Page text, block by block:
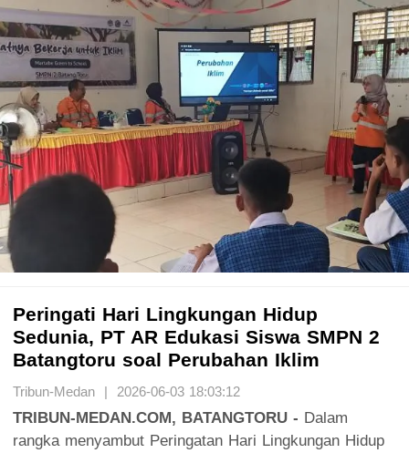
Peringati Hari Lingkungan Hidup
Sedunia, PT AR Edukasi Siswa SMPN 2
Batangtoru soal Perubahan Iklim
Tribun-Medan | 2026-06-03 18:03:12
TRIBUN-MEDAN.COM, BATANGTORU - Dalam
rangka menyambut Peringatan Hari Lingkungan Hidup